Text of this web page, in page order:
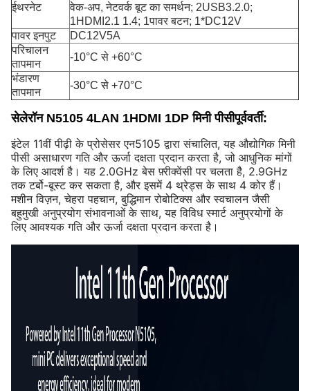
ईथरनेट
वेक-अप, नेटवर्क बूट का समर्थन; 2USB3.2.0;
1HDMI2.1 1.4; 1पावर बटन; 1*DC12V
पावर इनपुट
DC12V5A
परिचालन
तापमान
-10°C से +60°C
भंडारण
तापमान
-30°C से +70°C
सेलेरॉन N5105 4LAN 1HDMI 1DP मिनी पीसीपूर्ववर्ती:
इंटेल 11वीं पीढ़ी के प्रोसेसर एन5105 द्वारा संचालित, यह औद्योगिक मिनी
पीसी असाधारण गति और ऊर्जा दक्षता प्रदान करता है, जो आधुनिक मांगों
के लिए आदर्श है। यह 2.0GHz बेस फ़्रीक्वेंसी पर चलता है, 2.9GHz
तक टर्बो-बूस्ट कर सकता है, और इसमें 4 थ्रेड्स के साथ 4 कोर हैं।
मशीन विज़न, चेहरा पहचान, बुद्धिमान रोबोटिक्स और स्वचालन जैसी
बहुमुखी अनुप्रयोग संभावनाओं के साथ, यह विविध स्मार्ट अनुप्रयोगों के
लिए आवश्यक गति और ऊर्जा दक्षता प्रदान करता है।